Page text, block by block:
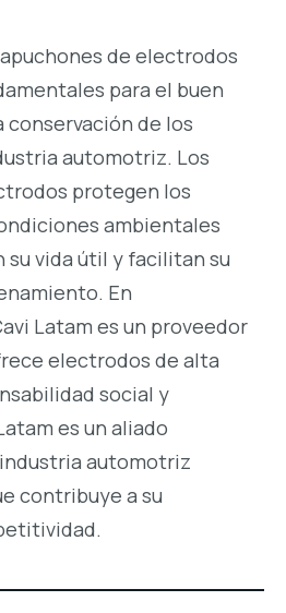
de electrodos
para el buen
de los
automotriz. Los
protegen los
ambientales
su vida útil y facilitan su
En
Latam es un proveedor
electrodos de alta
social y
es un aliado
automotriz
contribuye a su